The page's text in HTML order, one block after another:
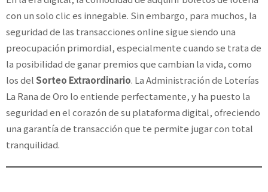
con un solo clic es innegable. Sin embargo, para muchos, la
seguridad de las transacciones online sigue siendo una
preocupación primordial, especialmente cuando se trata de
la posibilidad de ganar premios que cambian la vida, como
los delSorteo Extraordinario. La Administración de Loterías
La Rana de Oro lo entiende perfectamente, y ha puesto la
seguridad en el corazón de su plataforma digital, ofreciendo
una garantía de transacción que te permite jugar con total
tranquilidad.